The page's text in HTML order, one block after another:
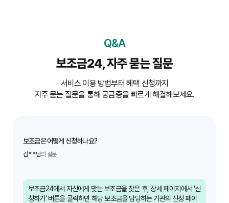
Q&A
보조금24, 자주 묻는 질문
서비스 이용 방법부터 혜택 신청까지
자주 묻는 질문을 통해 궁금증을 빠르게 해결해보세요.
보조금은 어떻게 신청하나요?
김**님의 질문
보조금24에서 자신에게 맞는 보조금을 찾은 후, 상세 페이지에서 '신
청하기' 버튼을 클릭하면 해당 보조금을 담당하는 기관의 신청 페이